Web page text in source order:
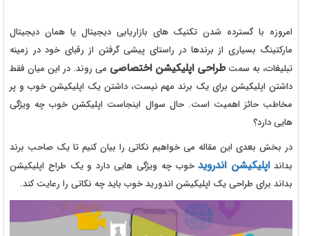
امروزه با گسترده شدن تکنیک های بازاریابی دیجیتال یا همان دیجیتال
مارکتینگ بسیاری از برندها در راستای پیشی گرفتن از رقبای خود در زمینه
تبلیغات، به سمتطراحی اپلیکیشن اختصاصی می روند. در این میان فقط
داشتن اپلیکیشن برای یک برند مهم نیست، داشتن یک اپلیکیشن خوب و پر
مخاطب حائز اهمیت است. حال سوال اینجاست اپلیکشن خوب چه ویژگی
هایی دارد؟
در بخش بعدی این مقاله می خواهیم نکاتی را بیان کنیم تا یک صاحب برند
بدانداپلیکیشن اندرویدخوب چه ویژگی هایی دارد و یک طراح اپلیکیشن
بداند برای طراحی یک اپلیکیشن اندورید خوب باید چه نکاتی را رعایت کند.